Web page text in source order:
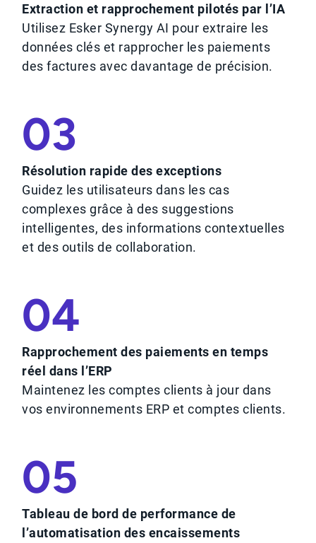
Extraction et rapprochement pilotés par l’IA
Utilisez Esker Synergy AI pour extraire les
données clés et rapprocher les paiements
des factures avec davantage de précision.
03
Résolution rapide des exceptions
Guidez les utilisateurs dans les cas
complexes grâce à des suggestions
intelligentes, des informations contextuelles
et des outils de collaboration.
04
Rapprochement des paiements en temps
réel dans l’ERP
Maintenez les comptes clients à jour dans
vos environnements ERP et comptes clients.
05
Tableau de bord de performance de
l’automatisation des encaissements